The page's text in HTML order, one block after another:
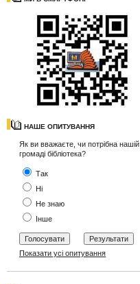
НАШЕ ОПИТУВАННЯ
Як ви вважаєте, чи потрібна нашій
громаді бібліотека?
Так
Ні
Не знаю
Інше
Показати усі опитування